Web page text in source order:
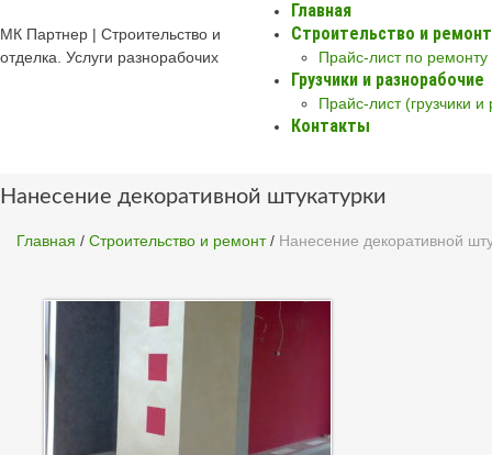
МК Партнер | Строительство и
отделка. Услуги разнорабочих
Главная
Строительство и ремонт
Прайс-лист по ремонту
Грузчики и разнорабочие
Прайс-лист (грузчики
Контакты
Нанесение декоративной штукатурки
Главная / Строительство и ремонт / Нанесение декоративной